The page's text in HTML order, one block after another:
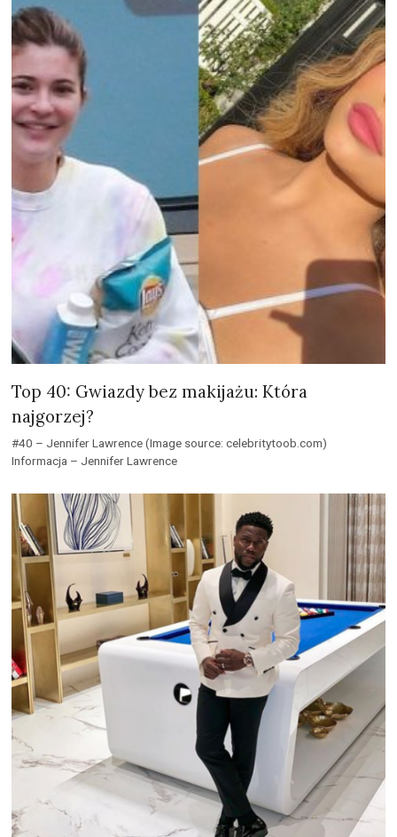
Top 40: Gwiazdy bez makijażu: Która
najgorzej?
#40 – Jennifer Lawrence (Image source: celebritytoob.com)
Informacja – Jennifer Lawrence